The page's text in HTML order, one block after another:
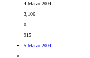
4 Marzo 2004
3,106
0
915
5 Marzo 2004